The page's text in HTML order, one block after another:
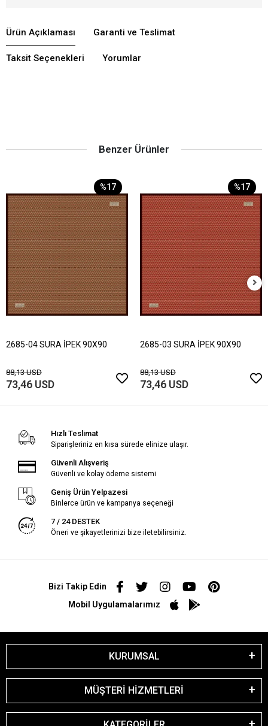
Ürün Açıklaması Garanti ve Teslimat
Taksit Seçenekleri Yorumlar
Benzer Ürünler
%17
2685-04 SURA İPEK 90X90
88,13 USD
73,46 USD
%17
2685-03 SURA İPEK 90X90
88,13 USD
73,46 USD
Hızlı Teslimat
Siparişleriniz en kısa sürede elinize ulaşır.
Güvenli Alışveriş
Güvenli ve kolay ödeme sistemi
Geniş Ürün Yelpazesi
Binlerce ürün ve kampanya seçeneği
7 / 24 DESTEK
Öneri ve şikayetlerinizi bize iletebilirsiniz.
Bizi Takip Edin
Mobil Uygulamalarımız
KURUMSAL
MÜŞTERİ HİZMETLERİ